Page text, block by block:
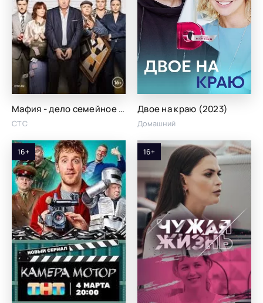
Мафия - дело семейное (2023)
СТС
Двое на краю (2023)
Домашний
16+ 16+